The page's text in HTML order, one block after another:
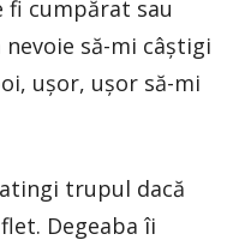
fi cumpărat sau
să-mi câștigi
ușor, ușor să-mi
trupul dacă
Degeaba îi